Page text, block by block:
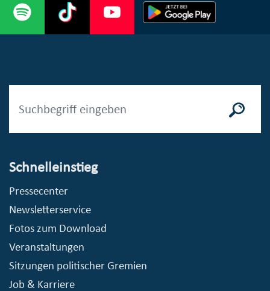
Schnelleinstieg
Pressecenter
Newsletterservice
Fotos zum Download
Veranstaltungen
Sitzungen politischer Gremien
Job & Karriere